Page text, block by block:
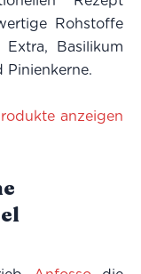
Rohstoffe
Basilikum
Pinienkerne.
anzeigen